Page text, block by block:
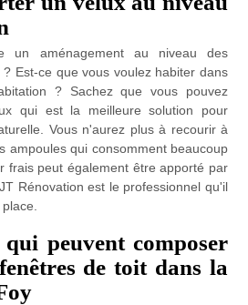
un aménagement au niveau des
Est-ce que vous voulez habiter dans
? Sachez que vous pouvez
qui est la meilleure solution pour
Vous n'aurez plus à recourir à
ampoules qui consomment beaucoup
frais peut également être apporté par
Rénovation est le professionnel qu'il
peuvent composer
de toit dans la